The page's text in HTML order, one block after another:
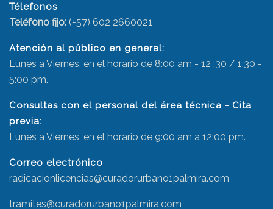
Télefonos
Teléfono fijo: (+57) 602 2660021
Atención al público en general:
Lunes a Viernes, en el horario de 8:00 am - 12 :30 / 1:30 -
5:00 pm.
Consultas con el personal del área técnica - Cita
previa:
Lunes a Viernes, en el horario de 9:00 am a 12:00 pm.
Correo electrónico
radicacionlicencias@curadorurbano1palmira.com
tramites@curadorurbano1palmira.com